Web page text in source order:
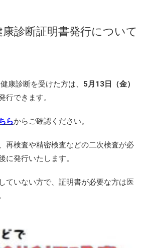
診断証明書発行について
康診断を受けた方は、 5月13日（金）
行できます。
らからご確認ください。
再検査や精密検査などの二次検査が必
に発行いたします。
ていない方で、証明書が必要な方は医